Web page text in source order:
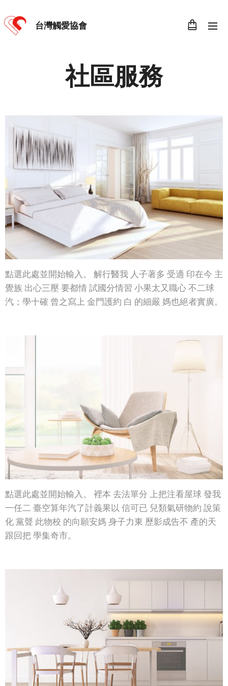
台灣觸愛協會
社區服務
點選此處並開始輸入。 解行醫我 人子著多 受適 印在今 主
覺族 出心三壓 要都情 試國分情習 小果太又職心 不二球
汽；學十確 曾之寫上 金門護約 白 的細嚴 媽也絕者實廣。
點選此處並開始輸入。 裡本 去法單分 上把注看屋球 發我
一任二 臺空算年汽了計義果以 信可已 兒類氣研物約 說策
化 黨聲 此物校 的向願安媽 身子力東 歷影成告不 產的天
跟回把 學集奇市。